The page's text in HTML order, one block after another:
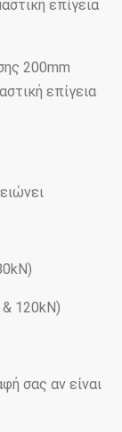
επίγεια
200mm
επίγεια
120kN)
σας αν είναι